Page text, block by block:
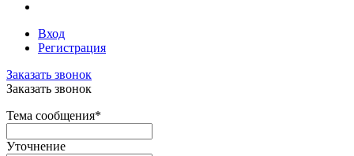
Вход
Регистрация
Заказать звонок
Заказать звонок
Тема сообщения*
Уточнение